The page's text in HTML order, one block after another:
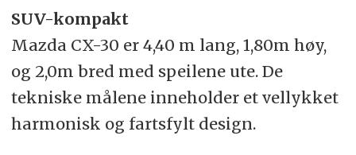
SUV-kompakt
Mazda CX-30 er 4,40 m lang, 1,80m høy,
og 2,0m bred med speilene ute. De
tekniske målene inneholder et vellykket
harmonisk og fartsfylt design.